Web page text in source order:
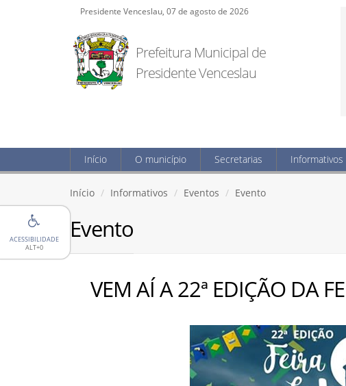
ACESSIBILIDADE
ALT+0
Presidente Venceslau, 07 de agosto de 2026
Prefeitura Municipal de
Presidente Venceslau
Início O município Secretarias Informativos
Início Informativos Eventos Evento
Evento
VEM AÍ A 22ª EDIÇÃO DA